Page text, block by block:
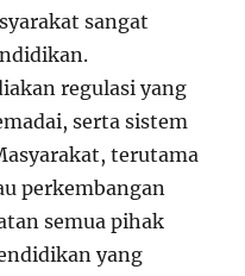
sangat
regulasi yang
serta sistem
terutama
perkembangan
semua pihak
yang